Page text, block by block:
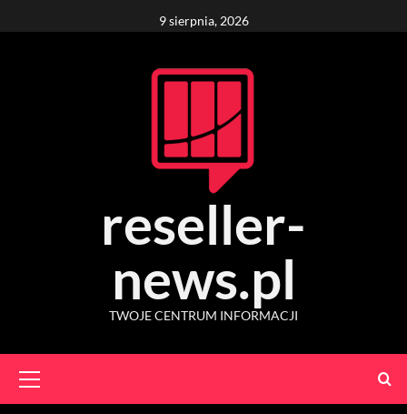
to
9 sierpnia, 2026
reseller-
news.pl
TWOJE CENTRUM INFORMACJI
Menu